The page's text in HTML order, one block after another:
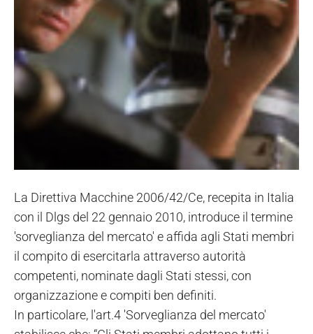
La Direttiva Macchine 2006/42/Ce, recepita in Italia
con il Dlgs del 22 gennaio 2010, introduce il termine
'sorveglianza del mercato' e affida agli Stati membri
il compito di esercitarla attraverso autorità
competenti, nominate dagli Stati stessi, con
organizzazione e compiti ben definiti.
In particolare, l'art.4 'Sorveglianza del mercato'